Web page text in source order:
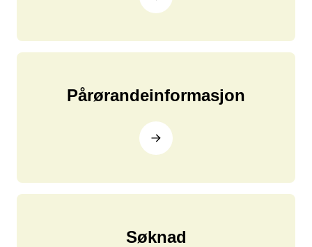
Pårørandeinformasjon
Søknad